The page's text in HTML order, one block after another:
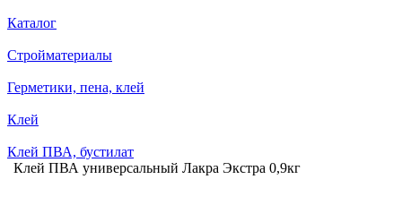
Каталог
Стройматериалы
Герметики, пена, клей
Клей
Клей ПВА, бустилат
Клей ПВА универсальный Лакра Экстра 0,9кг